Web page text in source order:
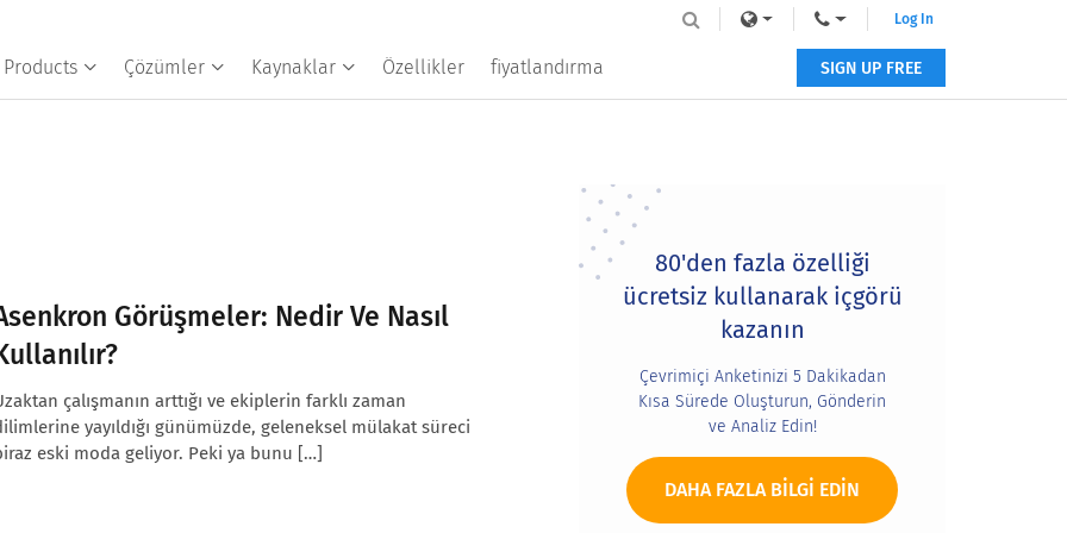
Products Çözümler Kaynaklar Özellikler fiyatlandırma
Log In
SIGN UP FREE
Görüşmeler: Nedir Ve Nasıl
çalışmanın arttığı ve ekiplerin farklı zaman
yayıldığı günümüzde, geleneksel mülakat süreci
eski moda geliyor. Peki ya bunu […]
Primary
Sidebar80'den fazla özelliği
ücretsiz kullanarak içgörü
kazanın
Çevrimiçi Anketinizi 5 Dakikadan
Kısa Sürede Oluşturun, Gönderin
ve Analiz Edin!
DAHA FAZLA BILGI EDIN